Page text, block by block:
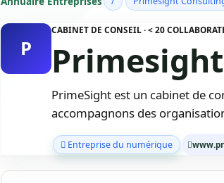
P
CABINET DE CONSEIL · < 20
PrimeSight est un cabinet de
accompagnons des
Entreprise du numérique